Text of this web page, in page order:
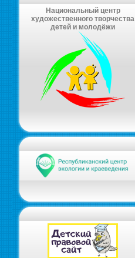
Национальный центр
художественного творчества
детей и молодёжи